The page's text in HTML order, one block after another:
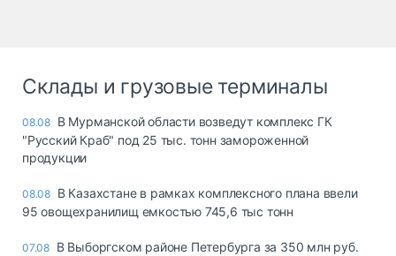
Склады и грузовые терминалы
08.08 В Мурманской области возведут комплекс ГК
"Русский Краб" под 25 тыс. тонн замороженной
продукции
08.08 В Казахстане в рамках комплексного плана ввели
95 овощехранилищ емкостью 745,6 тыс тонн
07.08 В Выборгском районе Петербурга за 350 млн руб.